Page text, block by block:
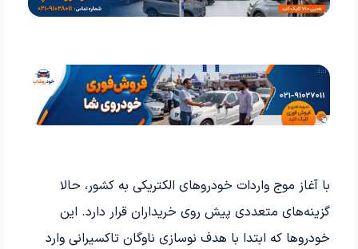
با آغاز موج واردات خودروهای الکتریکی به کشور، حالا
گزینه‌های متعددی پیش روی خریداران قرار دارد. این
خودروها که ابتدا با هدف نوسازی ناوگان تاکسیرانی وارد